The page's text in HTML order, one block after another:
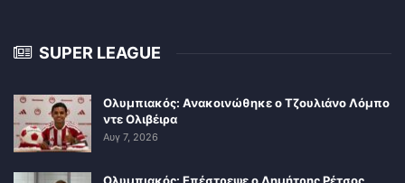
SUPER LEAGUE
Ολυμπιακός: Ανακοινώθηκε ο Τζουλιάνο Λόμπο
ντε Ολιβέιρα
Αυγ 7, 2026